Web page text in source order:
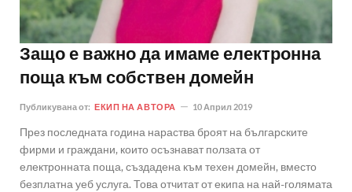
Защо е важно да имаме електронна
поща към собствен домейн
Публикувана от: ЕКИП НА АВТОРА 10 Април 2019
През последната година нараства броят на българските
фирми и граждани, които осъзнават ползата от
електронната поща, създадена към техен домейн, вместо
безплатна уеб услуга. Това отчитат от екипа на най-голямата